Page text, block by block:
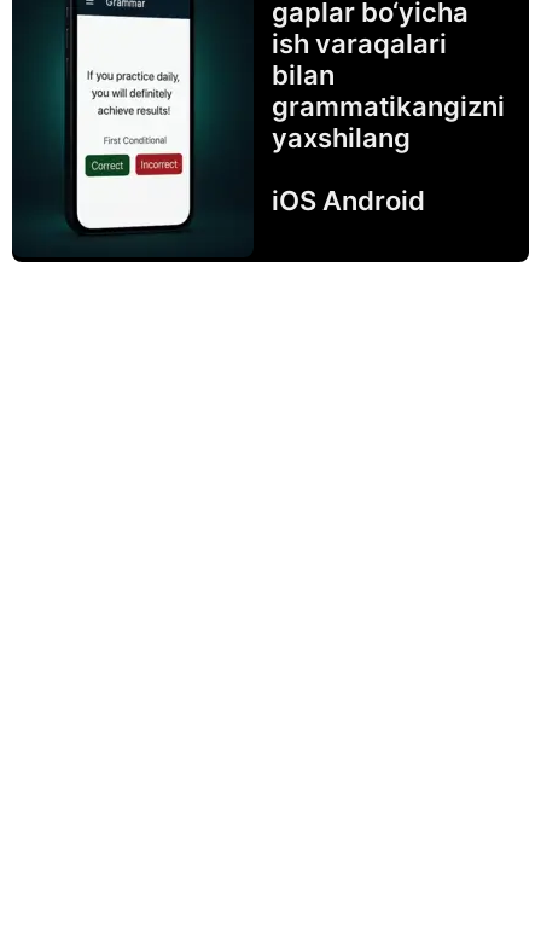
gaplar bo‘yicha
ish varaqalari
bilan
grammatikangizni
yaxshilang
iOS Android